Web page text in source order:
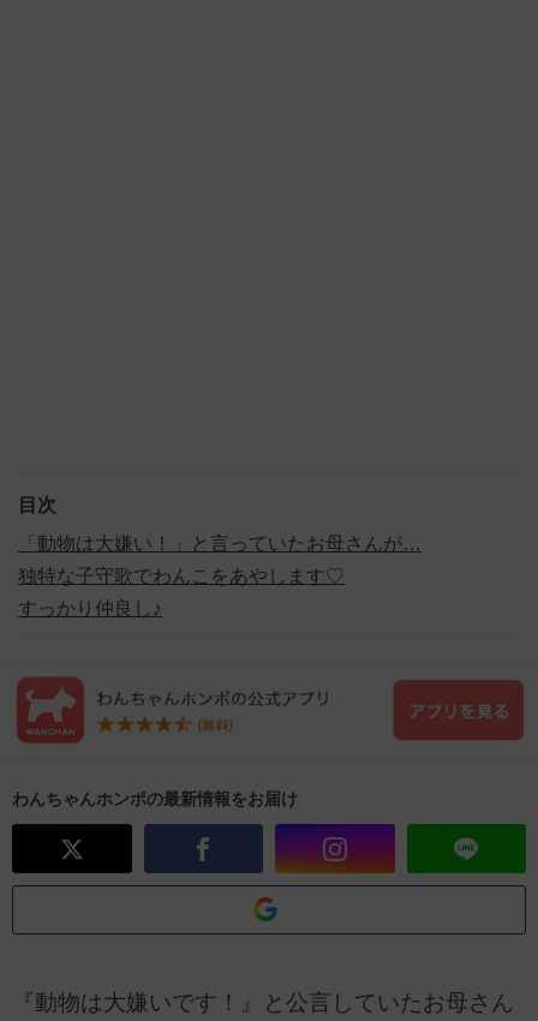
目次
「動物は大嫌い！」と言っていたお母さんが…
独特な子守歌でわんこをあやします♡
すっかり仲良し♪
わんちゃんホンポの最新情報をお届け
『動物は大嫌いです！』と公言していたお母さん